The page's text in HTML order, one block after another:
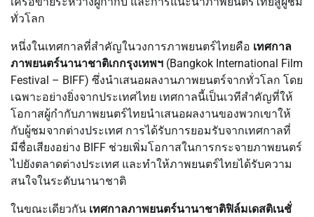
ทั่วโลก
หนึ่งในเทศกาลที่สำคัญในวงการภาพยนตร์ไทยคือ เทศกาล
ภาพยนตร์นานาชาติเกกรุงเทพฯ (Bangkok International Film
Festival – BIFF) ซึ่งนำเสนอผลงานภาพยนตร์จากทั่วโลก โดย
เฉพาะอย่างยิ่งจากประเทศไทย เทศกาลนี้เป็นเวทีสำคัญที่ให้
โอกาสผู้กำกับภาพยนตร์ไทยนำเสนอผลงานของพวกเขาให้
กับผู้ชมจากต่างประเทศ การได้รับการยอมรับจากเทศกาลที่
มีชื่อเสียงอย่าง BIFF ช่วยเพิ่มโอกาสในการกระจายภาพยนตร์
ไปยังตลาดต่างประเทศ และทำให้ภาพยนตร์ไทยได้รับความ
สนใจในระดับนานาชาติ
ในขณะเดียวกัน เทศกาลภาพยนตร์นานาชาติฟิล์มเดสติเนชั่